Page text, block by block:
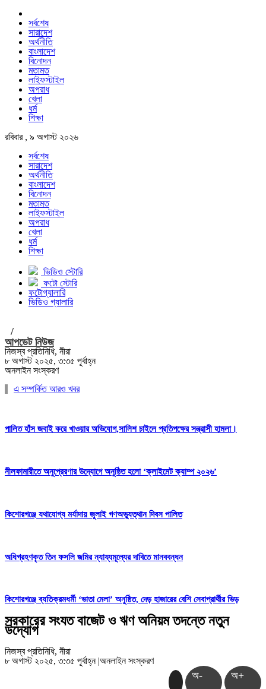
সর্বশেষ
সারাদেশ
অর্থনীতি
বাংলাদেশ
বিনোদন
মতামত
লাইফস্টাইল
অপরাধ
খেলা
ধর্ম
শিক্ষা
রবিবার , ৯ অগাস্ট ২০২৬
সর্বশেষ
সারাদেশ
অর্থনীতি
বাংলাদেশ
বিনোদন
মতামত
লাইফস্টাইল
অপরাধ
খেলা
ধর্ম
শিক্ষা
ভিডিও স্টোরি
ফটো স্টোরি
ফটোগ্যালারি
ভিডিও গ্যালারি
/
আপডেট নিউজ
নিজস্ব প্রতিনিধি, নীরা
৮ অগাস্ট ২০২৫, ৩:৩৫ পূর্বাহ্ন
অনলাইন সংস্করণ
এ সম্পর্কিত আরও খবর
পালিত হাঁস জবাই করে খাওয়ার অভিযোগ,সালিশ চাইলে প্রতিপক্ষের সন্ত্রাসী হামলা।
নীলফামারীতে অনুপ্রেরণার উদ্যোগে অনুষ্ঠিত হলো ‘ক্লাইমেট ক্যাম্প ২০২৬’
কিশোরগঞ্জে যথাযোগ্য মর্যাদায় জুলাই গণঅভ্যুত্থান দিবস পালিত
অধিগ্রহণকৃত তিন ফসলি জমির ন্যায্যমূল্যের দাবিতে মানববন্ধন
কিশোরগঞ্জে ব্যতিক্রমধর্মী ‘ভাতা মেলা’ অনুষ্ঠিত, দেড় হাজারের বেশি সেবাপ্রার্থীর ভিড়
সরকারের সংযত বাজেট ও ঋণ অনিয়ম তদন্তে নতুন
উদ্যোগ
নিজস্ব প্রতিনিধি, নীরা
৮ অগাস্ট ২০২৫, ৩:৩৫ পূর্বাহ্ন |অনলাইন সংস্করণ
অ- অ+